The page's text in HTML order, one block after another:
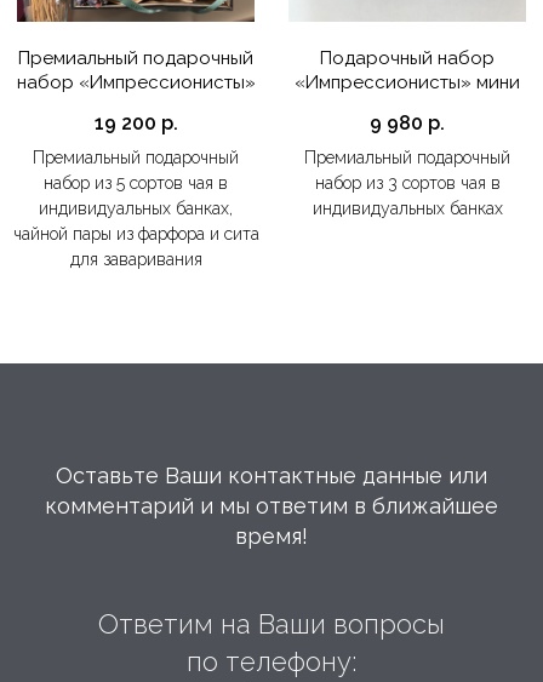
Премиальный подарочный
набор «Импрессионисты»
19 200 р.
Премиальный подарочный
набор из 5 сортов чая в
индивидуальных банках,
чайной пары из фарфора и сита
для заваривания
Подарочный набор
«Импрессионисты» мини
9 980 р.
Премиальный подарочный
набор из 3 сортов чая в
индивидуальных банках
Оставьте Ваши контактные данные или
комментарий и мы ответим в ближайшее
время!
Ответим на Ваши вопросы
по телефону: